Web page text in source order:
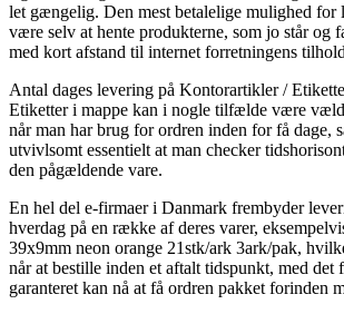
let gængelig. Den mest betalelige mulighed for
være selv at hente produkterne, som jo står og
med kort afstand til internet forretningens
Antal dages levering på Kontorartikler /
Etiketter i mappe kan i nogle tilfælde være
når man har brug for ordren inden for få dage,
utvivlsomt essentielt at man checker
den pågældende vare.
En hel del e-firmaer i Danmark frembyder
hverdag på en række af deres varer,
39x9mm neon orange 21stk/ark 3ark/pak,
når at bestille inden et aftalt tidspunkt, med det
garanteret kan nå at få ordren pakket forinden